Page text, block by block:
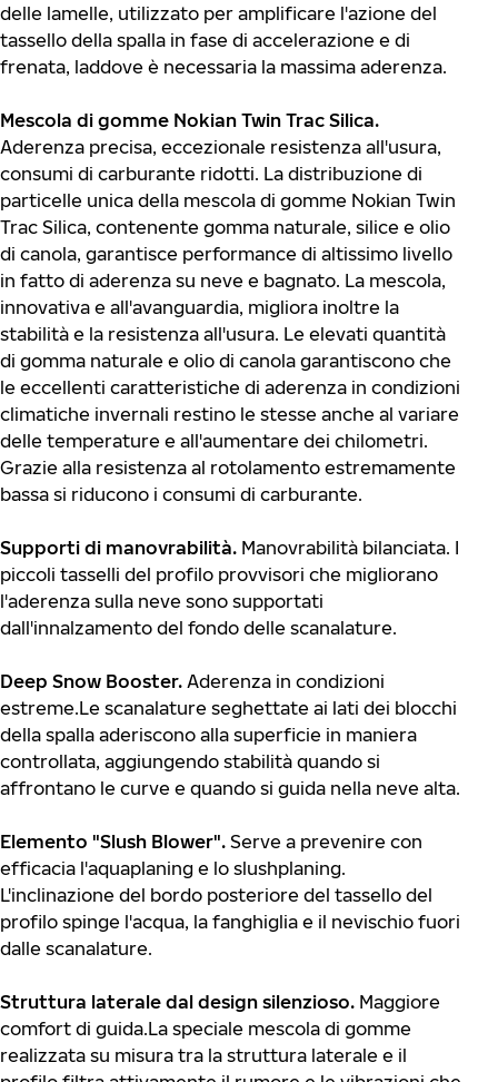
delle lamelle, utilizzato per amplificare l'azione del
tassello della spalla in fase di accelerazione e di
frenata, laddove è necessaria la massima aderenza.
Mescola di gomme Nokian Twin Trac Silica.
Aderenza precisa, eccezionale resistenza all'usura,
consumi di carburante ridotti. La distribuzione di
particelle unica della mescola di gomme Nokian Twin
Trac Silica, contenente gomma naturale, silice e olio
di canola, garantisce performance di altissimo livello
in fatto di aderenza su neve e bagnato. La mescola,
innovativa e all'avanguardia, migliora inoltre la
stabilità e la resistenza all'usura. Le elevati quantità
di gomma naturale e olio di canola garantiscono che
le eccellenti caratteristiche di aderenza in condizioni
climatiche invernali restino le stesse anche al variare
delle temperature e all'aumentare dei chilometri.
Grazie alla resistenza al rotolamento estremamente
bassa si riducono i consumi di carburante.
Supporti di manovrabilità. Manovrabilità bilanciata. I
piccoli tasselli del profilo provvisori che migliorano
l'aderenza sulla neve sono supportati
dall'innalzamento del fondo delle scanalature.
Deep Snow Booster. Aderenza in condizioni
estreme.Le scanalature seghettate ai lati dei blocchi
della spalla aderiscono alla superficie in maniera
controllata, aggiungendo stabilità quando si
affrontano le curve e quando si guida nella neve alta.
Elemento "Slush Blower". Serve a prevenire con
efficacia l'aquaplaning e lo slushplaning.
L'inclinazione del bordo posteriore del tassello del
profilo spinge l'acqua, la fanghiglia e il nevischio fuori
dalle scanalature.
Struttura laterale dal design silenzioso. Maggiore
comfort di guida.La speciale mescola di gomme
realizzata su misura tra la struttura laterale e il